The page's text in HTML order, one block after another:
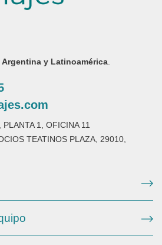
Argentina y Latinoamérica.
1, OFICINA 11
TEATINOS PLAZA, 29010,